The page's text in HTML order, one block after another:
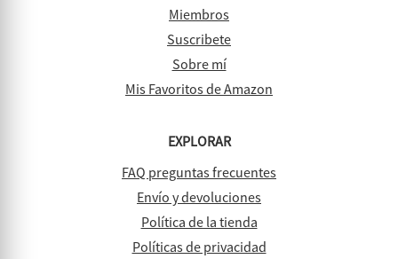
Miembros
Suscribete
Sobre mí
Mis Favoritos de Amazon
EXPLORAR
FAQ preguntas frecuentes
Envío y devoluciones
Política de la tienda
Políticas de privacidad